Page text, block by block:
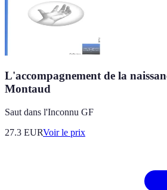
L'accompagnement de la
Montaud
Saut dans l'Inconnu GF
27.3 EURVoir le prix